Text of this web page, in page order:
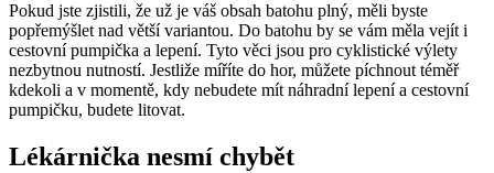
Pokud jste zjistili, že už je váš obsah batohu plný, měli byste
popřemýšlet nad větší variantou. Do batohu by se vám měla vejít i
cestovní pumpička a lepení. Tyto věci jsou pro cyklistické výlety
nezbytnou nutností. Jestliže míříte do hor, můžete píchnout téměř
kdekoli a v momentě, kdy nebudete mít náhradní lepení a cestovní
pumpičku, budete litovat.
Lékárnička nesmí chybět